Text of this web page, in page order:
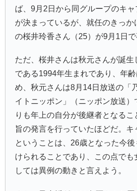
ば、9月2日から同グループのキ
が決まっているが、就任のきっか
の桜井玲香さん（25）が9月1日で
ただ、桜井さんは秋元さんが誕
である1994年生まれであり、年
め、秋元さんは8月14日放送の「
イトニッポン」（ニッポン放送）
りも年上の自分が後継者となる
旨の発言を行っていたほどだ。キ
ということは、26歳となった今
けられることであり、この点でも
しては異例の動きと言えよう。